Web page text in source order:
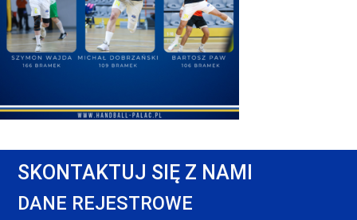
SKONTAKTUJ SIĘ Z NAMI
DANE REJESTROWE